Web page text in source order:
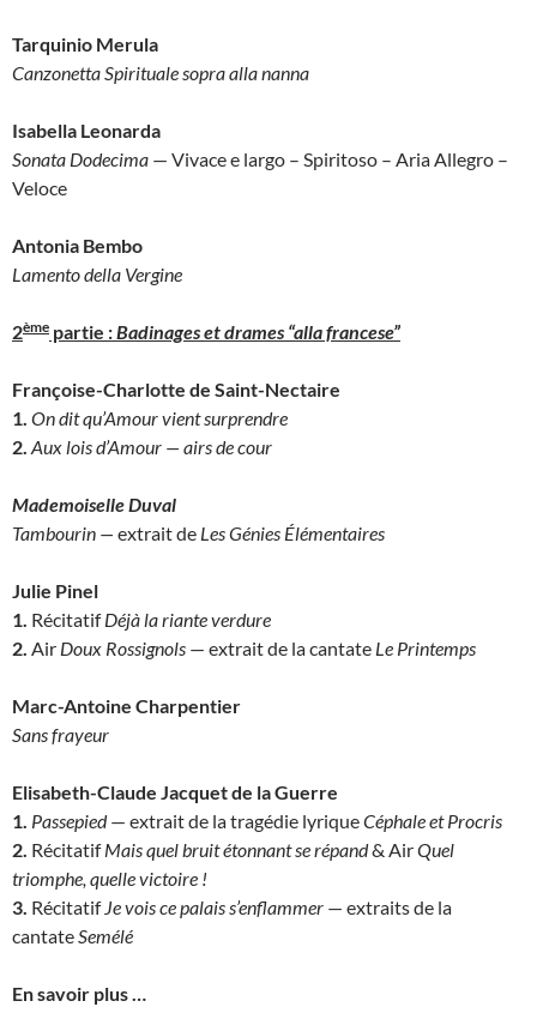
Tarquinio Merula
Canzonetta Spirituale sopra alla nanna
Isabella Leonarda
Sonata Dodecima — Vivace e largo – Spiritoso – Aria Allegro –
Veloce
Antonia Bembo
Lamento della Vergine
2ème partie :Badinages et drames “alla francese”
Françoise-Charlotte de Saint-Nectaire
1. On dit qu’Amour vient surprendre
2. Aux lois d’Amour — airs de cour
Mademoiselle Duval
Tambourin — extrait de Les Génies Élémentaires
Julie Pinel
1. RécitatifDéjà la riante verdure
2. Air Doux Rossignols — extrait de la cantate Le Printemps
Marc-Antoine Charpentier
Sans frayeur
Elisabeth-Claude Jacquet de la Guerre
1. Passepied— extrait de la tragédie lyriqueCéphale et Procris
2. RécitatifMais quel bruit étonnant se répand& AirQuel
triomphe, quelle victoire !
3. RécitatifJe vois ce palais s’enflammer — extraits de la
cantateSemélé
En savoir plus …